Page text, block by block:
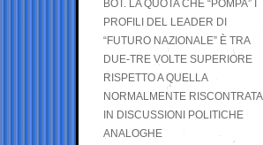
BOT. LA QUOTA CHE “POMPA” I
PROFILI DEL LEADER DI
“FUTURO NAZIONALE” È TRA
DUE-TRE VOLTE SUPERIORE
RISPETTO A QUELLA
NORMALMENTE RISCONTRATA
IN DISCUSSIONI POLITICHE
ANALOGHE